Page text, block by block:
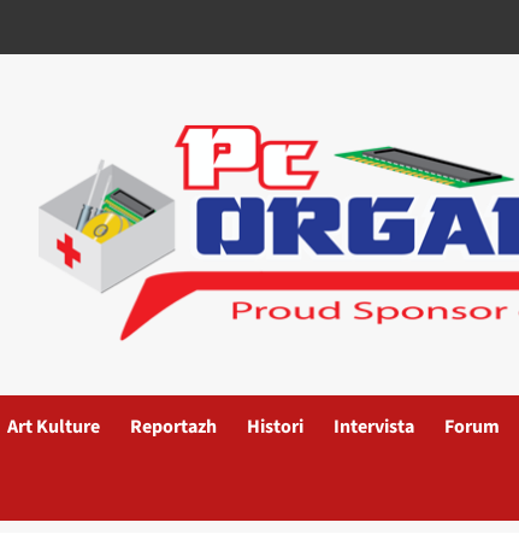
Art Kulture Reportazh Histori Intervista Forum